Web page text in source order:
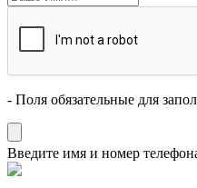
- Поля обязательные для
Введите имя и номер